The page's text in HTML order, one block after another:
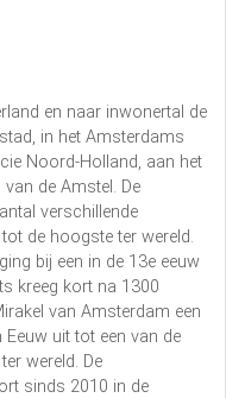
en naar inwonertal de
in het Amsterdams
Noord-Holland, aan het
de Amstel. De
verschillende
de hoogste ter wereld.
bij een in de 13e eeuw
kreeg kort na 1300
van Amsterdam een
uit tot een van de
wereld. De
sinds 2010 in de